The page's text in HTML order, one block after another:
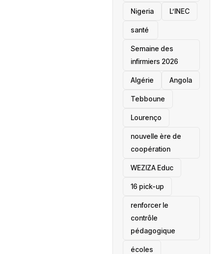
‎Nigeria L’INEC
santé ‎
Semaine des
infirmiers 2026
‎Algérie Angola
Tebboune
Lourenço
nouvelle ère de
coopération
‎WEZIZA Educ
16 pick-up
renforcer le
contrôle
pédagogique
écoles